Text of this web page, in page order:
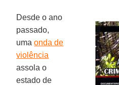
Desde o ano
passado,
umaonda de
violência
assola o
estado de